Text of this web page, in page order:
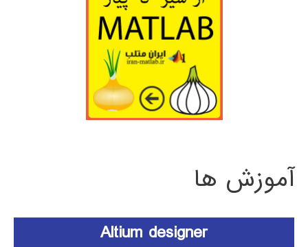
آموزش ها
Altium designer